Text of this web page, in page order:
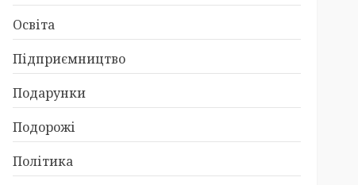
Освіта
Підприємництво
Подарунки
Подорожі
Політика